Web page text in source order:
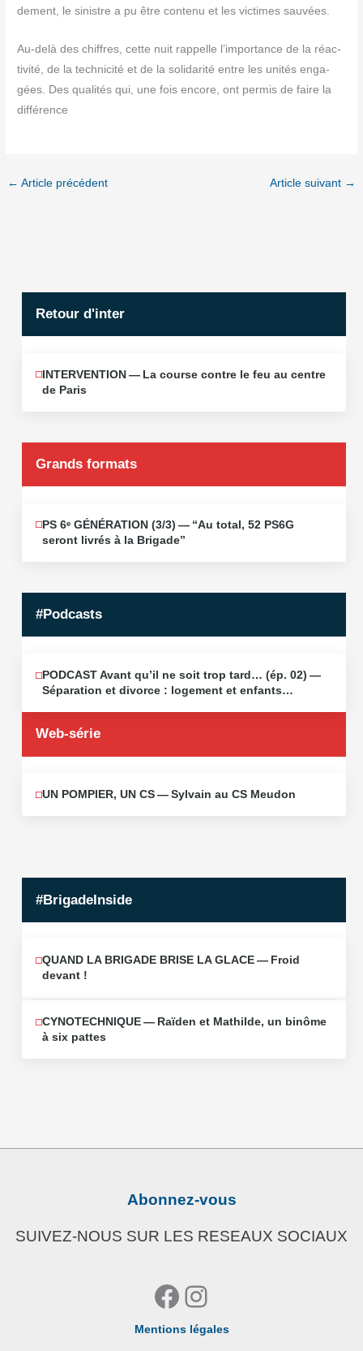
de­ment, le sinistre a pu être conte­nu et les vic­times sauvées.
Au-delà des chiffres, cette nuit rap­pelle l’importance de la réac­
ti­vi­té, de la tech­ni­ci­té et de la soli­da­ri­té entre les uni­tés enga­
gées. Des qua­li­tés qui, une fois encore, ont per­mis de faire la
différence
← Article précédent Article suivant →
Retour d'inter
JUIN
12
INTERVENTION — La course contre le feu au centre
de Paris
Grands formats
JUIN
19
PS 6ᵉ GÉNÉRATION (3/​3) — “Au total, 52 PS6G
seront livrés à la Brigade”
#Podcasts
MAI
13
2026
PODCAST Avant qu’il ne soit trop tard… (ép. 02) —
Séparation et divorce : logement et enfants…
Web-série
MAI
UN POMPIER, UN CS — Sylvain au CS Meudon
#BrigadeInside
QUAND LA BRIGADE BRISE LA GLACE — Froid
devant !
CYNOTECHNIQUE — Raïden et Mathilde, un binôme
à six pattes
Abonnez-vous
SUIVEZ-NOUS SUR LES RESEAUX SOCIAUX
Facebook
Instagram
Mentions légales